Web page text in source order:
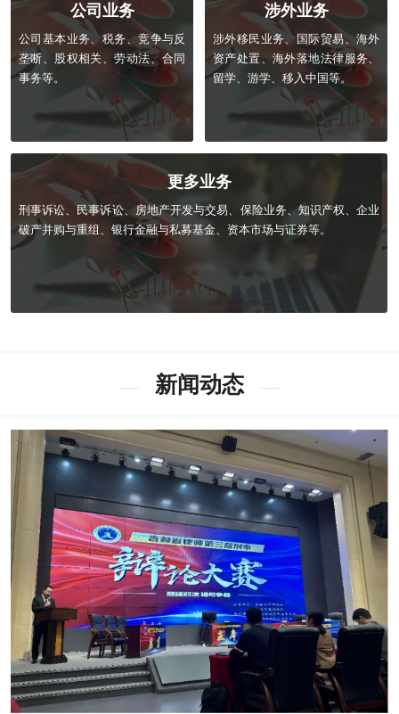
公司业务
公司基本业务、税务、竞争与反
垄断、股权相关、劳动法、合同
事务等。
涉外业务
涉外移民业务、国际贸易、海外
资产处置、海外落地法律服务、
留学、游学、移入中国等。
更多业务
刑事诉讼、民事诉讼、房地产开发与交易、保险业务、知识产权、企业
破产并购与重组、银行金融与私募基金、资本市场与证券等。
新闻动态